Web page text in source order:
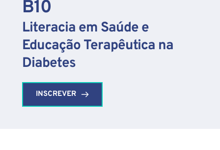
B10
Literacia em Saúde e
Educação Terapêutica na
Diabetes
INSCREVER